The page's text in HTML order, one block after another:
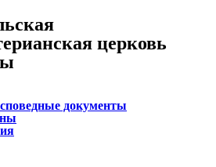
церковь
документы